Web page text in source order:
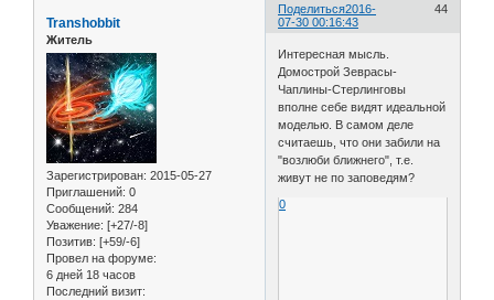
Поделиться 44
2016-
07-30 00:16:43
Transhobbit
Житель
Зарегистрирован: 2015-05-27
Приглашений: 0
Сообщений: 284
Уважение: [+27/-8]
Позитив: [+59/-6]
Провел на форуме:
6 дней 18 часов
Последний визит:
Интересная мысль.
Домострой Зеврасы-
Чаплины-Стерлинговы
вполне себе видят идеальной
моделью. В самом деле
считаешь, что они забили на
"возлюби ближнего", т.е.
живут не по заповедям?
0